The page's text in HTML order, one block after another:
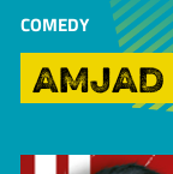
COMEDY
AMJAD